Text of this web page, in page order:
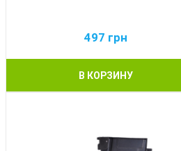
497 грн
В КОРЗИНУ